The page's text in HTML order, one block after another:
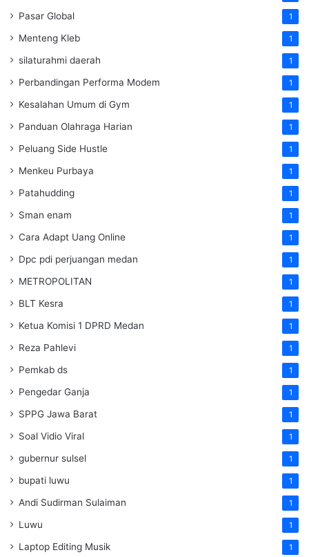
Pasar Global 1
Menteng Kleb 1
silaturahmi daerah 1
Perbandingan Performa Modem 1
Kesalahan Umum di Gym 1
Panduan Olahraga Harian 1
Peluang Side Hustle 1
Menkeu Purbaya 1
Patahudding 1
Sman enam 1
Cara Adapt Uang Online 1
Dpc pdi perjuangan medan 1
METROPOLITAN 1
BLT Kesra 1
Ketua Komisi 1 DPRD Medan 1
Reza Pahlevi 1
Pemkab ds 1
Pengedar Ganja 1
SPPG Jawa Barat 1
Soal Vidio Viral 1
gubernur sulsel 1
bupati luwu 1
Andi Sudirman Sulaiman 1
Luwu 1
Laptop Editing Musik 1